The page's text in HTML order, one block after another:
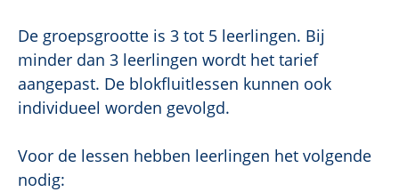
De groepsgrootte is 3 tot 5 leerlingen. Bij
minder dan 3 leerlingen wordt het tarief
aangepast. De blokfluitlessen kunnen ook
individueel worden gevolgd.
Voor de lessen hebben leerlingen het volgende
nodig: